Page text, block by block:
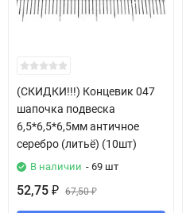
(СКИДКИ!!!) Концевик 047
шапочка подвеска
6,5*6,5*6,5мм античное
серебро (литьё) (10шт)
В наличии - 69 шт
52,75 ₽ 67,50₽